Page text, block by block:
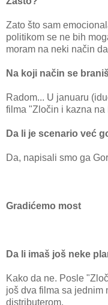
Zato što sam
politikom se ne bih
moram na neki način
Na koji način se
Radom... U januaru
filma "Zločin i kazna na
Da li je scenario već
Da, napisali smo ga
Gradićemo most
Da li imaš još neke
Kako da ne. Posle
još dva filma sa jednim
distributerom.